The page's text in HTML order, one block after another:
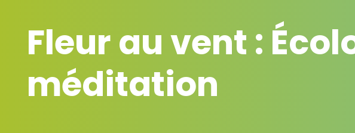
Fleur au vent :
méditation